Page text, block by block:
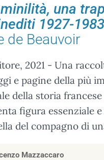
una
1927-1983
de Beauvoir
2021 - Una
e pagine della più
della storia
figura essenziale
del compagno di
Mazzaccaro